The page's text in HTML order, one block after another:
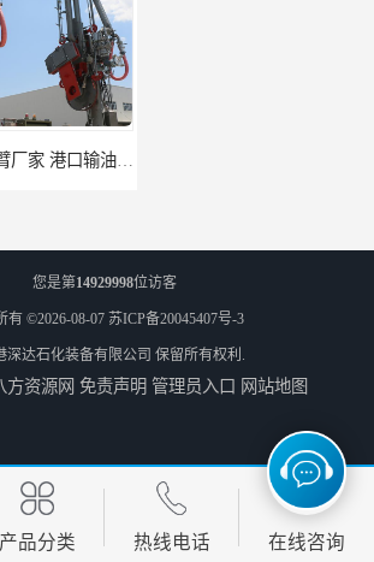
河北流体装卸臂厂家 港口输油臂 节能环保
江苏底部鹤管厂商 深达石化装备有限公司 合肥鹤管价格 火车液动潜油泵装卸鹤管 深达装备
您是第14929998位访客
有 ©2026-08-07 苏ICP备20045407号-3
深达石化装备有限公司 保留所有权利.
方资源网 免责声明 管理员入口 网站地图
产品分类 热线电话 在线咨询